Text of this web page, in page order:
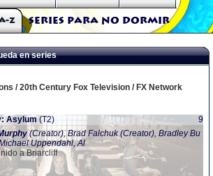
Series para no dormir
Z
en series
/ 20th Century Fox Television / FX Network
Asylum (T2)
9
(Creator), Brad Falchuk (Creator), Bradley Bu
Uppendahl, Al
a Briarcliff